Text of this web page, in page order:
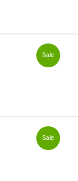
Sale
Sale